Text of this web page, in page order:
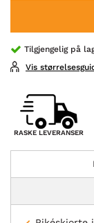
Tilgjengelig på
Vis
RASKE LEVERANSER